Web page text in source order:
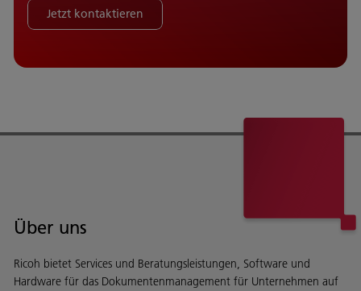
Jetzt kontaktieren
Über uns
Ricoh bietet Services und Beratungsleistungen, Software und
Hardware für das Dokumentenmanagement für Unternehmen auf